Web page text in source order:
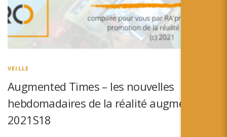
VEILLE
Augmented Times – les nouvelles
hebdomadaires de la réalité augmentée –
2021S18